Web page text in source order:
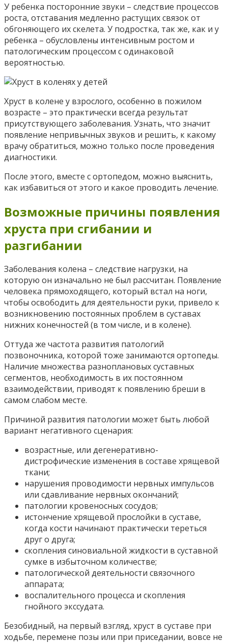
У ребенка посторонние звуки – следствие процессов
роста, отставания медленно растущих связок от
обгоняющего их скелета. У подростка, так же, как и у
ребенка – обусловлены интенсивным ростом и
патологическим процессом с одинаковой
вероятностью.
Хруст в колене у взрослого, особенно в пожилом
возрасте – это практически всегда результат
присутствующего заболевания. Узнать, что значит
появление непривычных звуков и решить, к какому
врачу обратиться, можно только после проведения
диагностики.
После этого, вместе с ортопедом, можно выяснить,
как избавиться от этого и какое проводить лечение.
Возможные причины появления
хруста при сгибании и
разгибании
Заболевания колена – следствие нагрузки, на
которую он изначально не был рассчитан. Появление
человека прямоходящего, который встал на ноги,
чтобы освободить для деятельности руки, привело к
возникновению постоянных проблем в суставах
нижних конечностей (в том числе, и в колене).
Оттуда же частота развития патологий
позвоночника, которой тоже занимаются ортопеды.
Наличие множества разноплановых суставных
сегментов, необходимость в их постоянном
взаимодействии, приводят к появлению бреши в
самом слабом месте.
Причиной развития патологии может быть любой
вариант негативного сценария:
возрастные, или дегенеративно-
дистрофические изменения в составе хрящевой
ткани;
нарушения проводимости нервных импульсов
или сдавливание нервных окончаний;
патологии кровеносных сосудов;
истончение хрящевой прослойки в суставе,
когда кости начинают практически тереться
друг о друга;
скопления синовиальной жидкости в суставной
сумке в избыточном количестве;
патологической деятельности связочного
аппарата;
воспалительного процесса и скопления
гнойного экссудата.
Безобидный, на первый взгляд, хруст в суставе при
ходьбе, перемене позы или при приседании, вовсе не